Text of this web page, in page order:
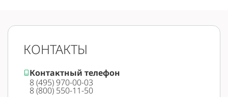
КОНТАКТЫ
Контактный телефон
8 (495) 970-00-03
8 (800) 550-11-50